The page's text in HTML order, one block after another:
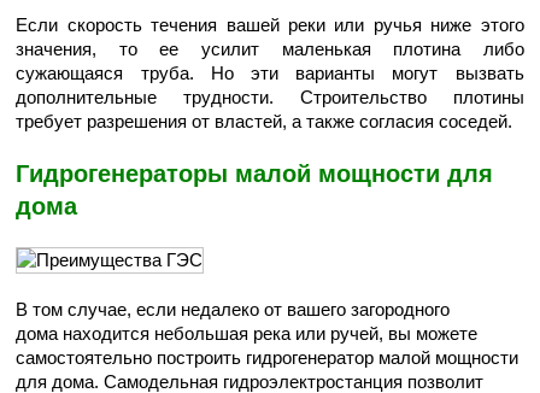
Если скорость течения вашей реки или ручья ниже этого
значения, то ее усилит маленькая плотина либо
сужающаяся труба. Но эти варианты могут вызвать
дополнительные трудности. Строительство плотины
требует разрешения от властей, а также согласия соседей.
Гидрогенераторы малой мощности для
дома
В том случае, если недалеко от вашего загородного
дома находится небольшая река или ручей, вы можете
самостоятельно построить гидрогенератор малой мощности
для дома. Самодельная гидроэлектростанция позволит